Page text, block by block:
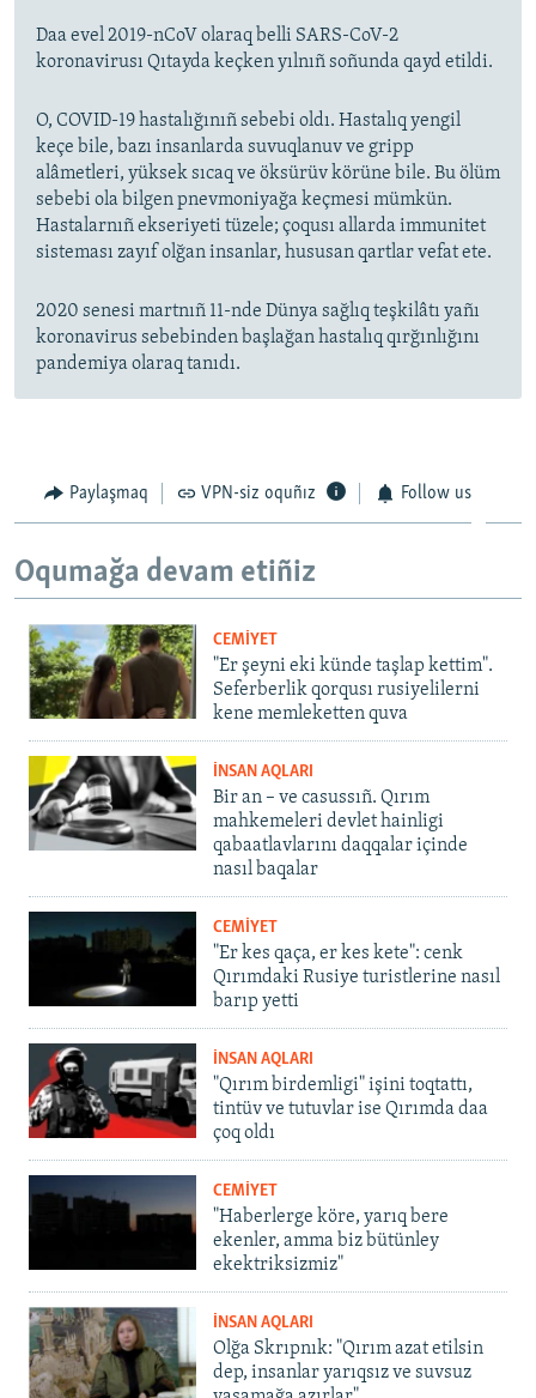
Daa evel 2019-nCoV olaraq belli SARS-CoV-2
koronavirusı Qıtayda keçken yılnıñ soñunda qayd etildi.
O, COVID-19 hastalığınıñ sebebi oldı. Hastalıq yengil
keçe bile, bazı insanlarda suvuqlanuv ve gripp
alâmetleri, yüksek sıcaq ve öksürüv körüne bile. Bu ölüm
sebebi ola bilgen pnevmoniyağa keçmesi mümkün.
Hastalarnıñ ekseriyeti tüzele; çoqusı allarda immunitet
sisteması zayıf olğan insanlar, hususan qartlar vefat ete.
2020 senesi martnıñ 11-nde Dünya sağlıq teşkilâtı yañı
koronavirus sebebinden başlağan hastalıq qırğınlığını
pandemiya olaraq tanıdı.
Paylaşmaq VPN-siz oquñız Follow us
Oqumağa devam etiñiz
CEMİYET
"Er şeyni eki künde taşlap kettim".
Seferberlik qorqusı rusiyelilerni
kene memleketten quva
İNSAN AQLARI
Bir an – ve casussıñ. Qırım
mahkemeleri devlet hainligi
qabaatlavlarını daqqalar içinde
nasıl baqalar
CEMİYET
"Er kes qaça, er kes kete": cenk
Qırımdaki Rusiye turistlerine nasıl
barıp yetti
İNSAN AQLARI
"Qırım birdemligi" işini toqtattı,
tintüv ve tutuvlar ise Qırımda daa
çoq oldı
CEMİYET
"Haberlerge köre, yarıq bere
ekenler, amma biz bütünley
ekektriksizmiz"
İNSAN AQLARI
Olğa Skrıpnık: "Qırım azat etilsin
dep, insanlar yarıqsız ve suvsuz